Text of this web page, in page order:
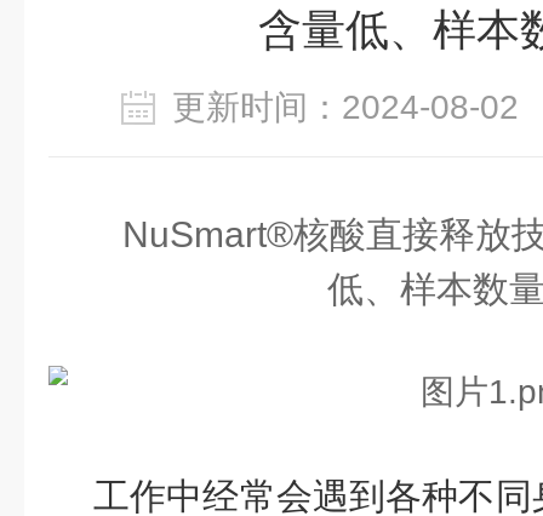
含量低、样本
更新时间：2024-08-
NuSmart®核酸直接释放
低、样本数
工作中经常会遇到各种不